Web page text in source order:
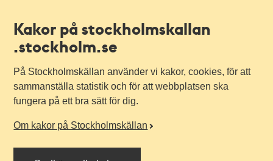
Kakor på stockholmskallan
.stockholm.se
På Stockholmskällan använder vi kakor, cookies, för att
sammanställa statistik och för att webbplatsen ska
fungera på ett bra sätt för dig.
Om kakor på Stockholmskällan